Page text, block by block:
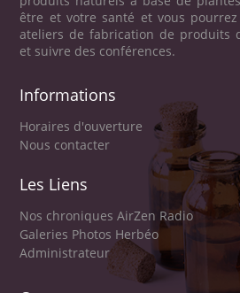
être et votre santé et vous
ateliers de fabrication de produits
et suivre des conférences.
Informations
Horaires d'ouverture
Nous contacter
Les Liens
Nos chroniques AirZen Radio
Galeries Photos Herbéo
Administrateur